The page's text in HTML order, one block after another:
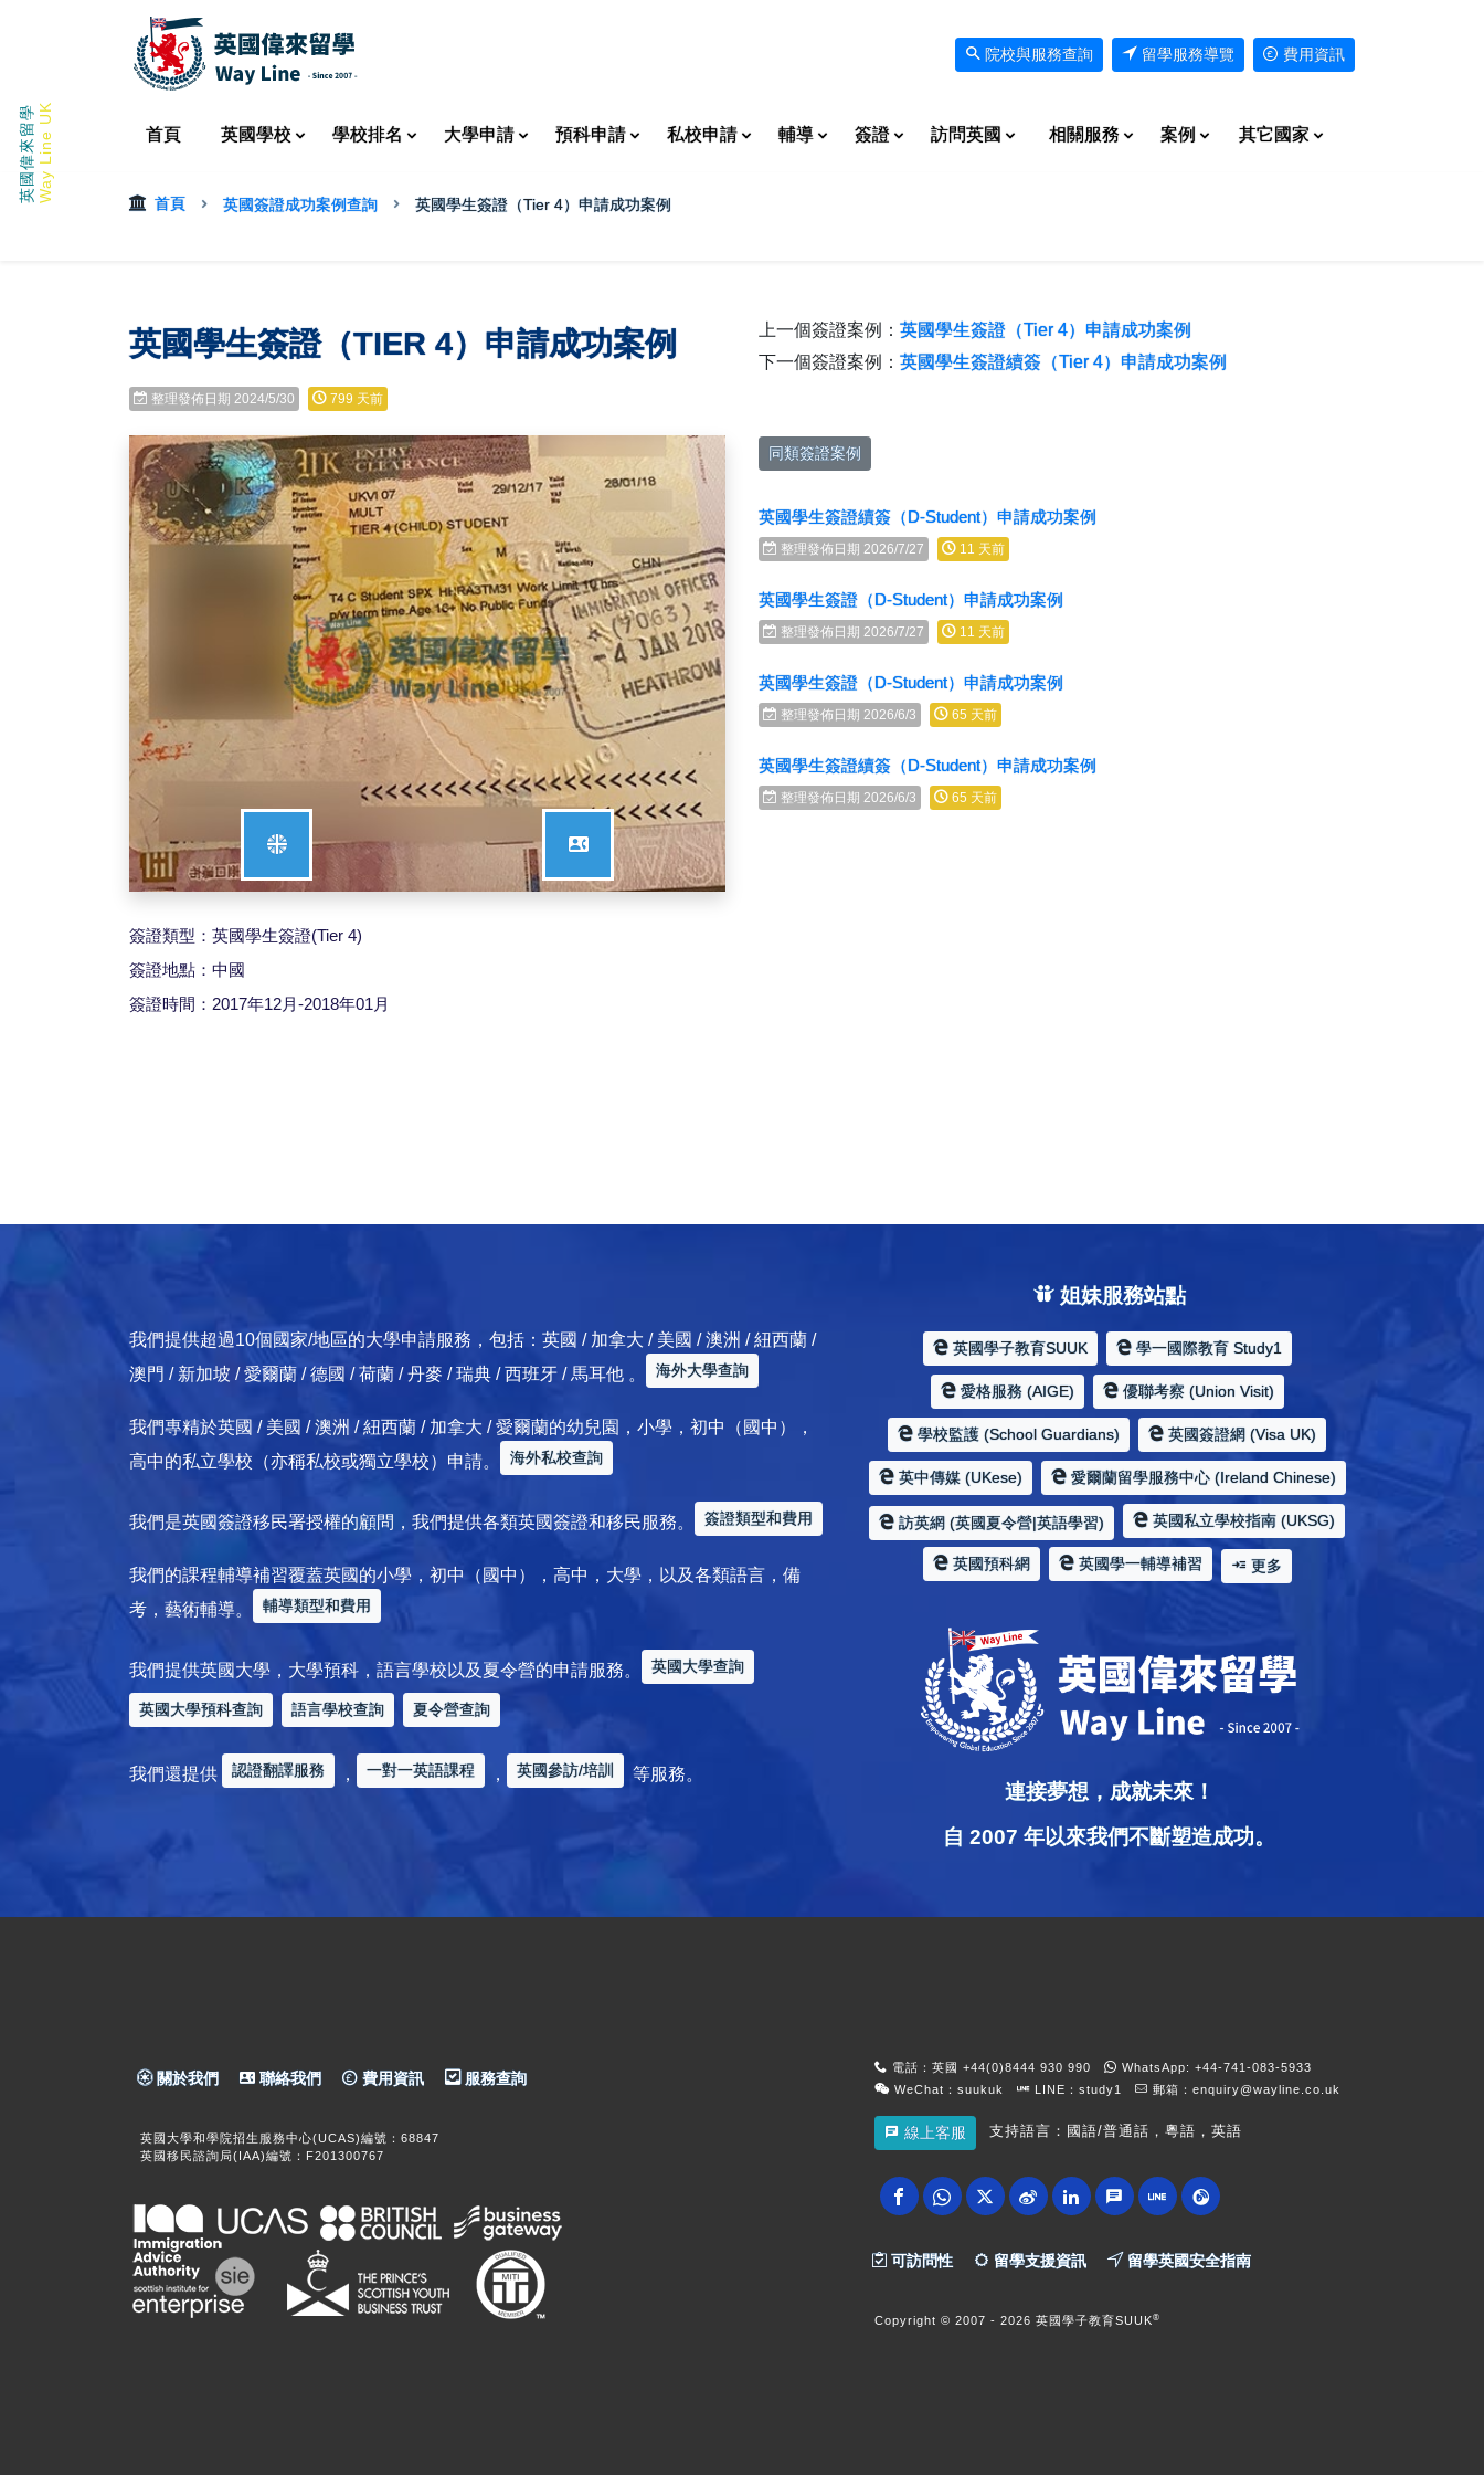
院校與服務查詢 留學服務導覽 費用資訊
首頁 英國學校 學校排名 大學申請 預科申請 私校申請 輔導 簽證 訪問英國 相關服務 案例 其它國家
英國偉來留學Way Line UK 首頁 英國簽證成功案例查詢 英國學生簽證（Tier 4）申請成功案例
英國學生簽證（TIER 4）申請成功案例
整理發佈日期 2024/5/30 799 天前
簽證類型：英國學生簽證(Tier 4)
簽證地點：中國
簽證時間：2017年12月-2018年01月
上一個簽證案例： 英國學生簽證（Tier 4）申請成功案例
下一個簽證案例： 英國學生簽證續簽（Tier 4）申請成功案例
同類簽證案例
英國學生簽證續簽（D-Student）申請成功案例
整理發佈日期 2026/7/27 11 天前
英國學生簽證（D-Student）申請成功案例
整理發佈日期 2026/7/27 11 天前
英國學生簽證（D-Student）申請成功案例
整理發佈日期 2026/6/3 65 天前
英國學生簽證續簽（D-Student）申請成功案例
整理發佈日期 2026/6/3 65 天前
我們提供超過10個國家/地區的大學申請服務，包括：英國 / 加拿大 / 美國 / 澳洲 / 紐西蘭 /
澳門 / 新加坡 / 愛爾蘭 / 德國 / 荷蘭 / 丹麥 / 瑞典 / 西班牙 / 馬耳他 。
海外大學查詢
我們專精於英國 / 美國 / 澳洲 / 紐西蘭 / 加拿大 / 愛爾蘭的幼兒園，小學，初中（國中），
高中的私立學校（亦稱私校或獨立學校）申請。
海外私校查詢
我們是英國簽證移民署授權的顧問，我們提供各類英國簽證和移民服務。 簽證類型和費用
我們的課程輔導補習覆蓋英國的小學，初中（國中），高中，大學，以及各類語言，備
考，藝術輔導。
輔導類型和費用
我們提供英國大學，大學預科，語言學校以及夏令營的申請服務。 英國大學查詢
英國大學預科查詢 語言學校查詢 夏令營查詢
我們還提供 認證翻譯服務 ， 一對一英語課程 ， 英國參訪/培訓 等服務。
姐妹服務站點
英國學子教育SUUK 學一國際教育 Study1
愛格服務 (AIGE) 優聯考察 (Union Visit)
學校監護 (School Guardians) 英國簽證網 (Visa UK)
英中傳媒 (UKese) 愛爾蘭留學服務中心 (Ireland Chinese)
訪英網 (英國夏令營|英語學習) 英國私立學校指南 (UKSG)
英國預科網 英國學一輔導補習 更多
連接夢想，成就未來！
自 2007 年以來我們不斷塑造成功。
關於我們 聯絡我們 費用資訊 服務查詢
英國大學和學院招生服務中心(UCAS)編號：68847
英國移民諮詢局(IAA)編號：F201300767
電話：英國 +44(0)8444 930 990
WhatsApp: +44-741-083-5933
WeChat：suukuk
LINE：study1 郵箱： enquiry@wayline.co.uk
線上客服 支持語言：國語/普通話，粵語，英語
可訪問性 留學支援資訊 留學英國安全指南
Copyright © 2007 - 2026 英國學子教育SUUK®